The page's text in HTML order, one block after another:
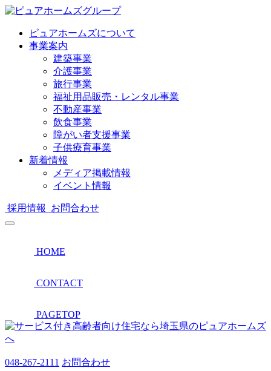
ピュアホームズについて
事業案内
建築事業
介護事業
旅行事業
福祉用品販売・レンタル事業
不動産事業
飲食事業
障がい者支援事業
子供療育事業
新着情報
メディア掲載情報
イベント情報
採用情報 お問合わせ
HOME
CONTACT
PAGETOP
048-267-2111 お問合わせ